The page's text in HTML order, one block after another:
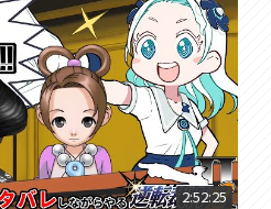
2:52:25